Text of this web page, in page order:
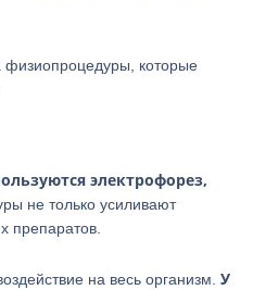
которые
электрофорез,
не только усиливают
препаратов.
на весь организм.У